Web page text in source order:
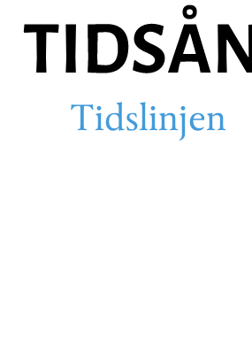
hovedinnhold
Main
Tidslinjen